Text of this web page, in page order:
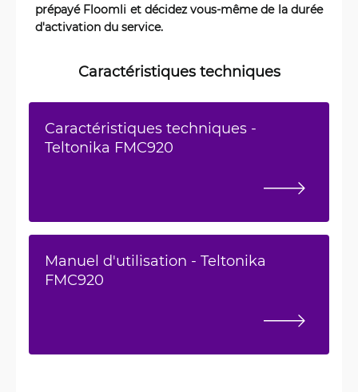
prépayé Floomli et décidez vous-même de la durée
d'activation du service.
Caractéristiques techniques
Caractéristiques techniques -
Teltonika FMC920
Manuel d'utilisation - Teltonika
FMC920